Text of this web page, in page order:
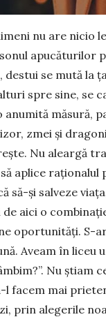
nu are nicio
apucăturilor
se mută la
spre sine, se
măsură,
zmei și
Nu aleargă
aplice
să-și salveze
aici o
oportunități. S-
Aveam în
Nu știam
l fa­cem mai
prin alegerile